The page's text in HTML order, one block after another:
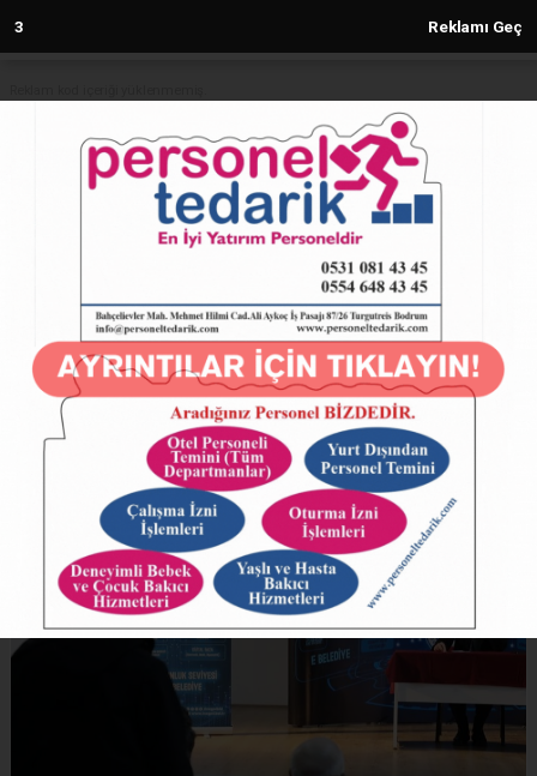
2 Reklamı Geç
Anasayfa TÜRKİYE
Bursa İnegöl'de Başkan Taban
öğrencilerle buluştu
28.02.2025 - 17:00, Güncelleme: 28.02.2025 - 17:00
4947+ kez okundu.
ABONE OL